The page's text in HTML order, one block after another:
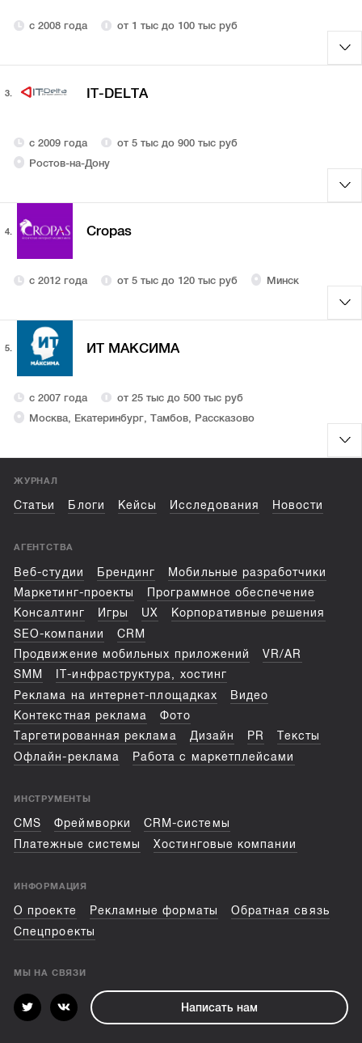
с 2008 года от 1 тыс до 100 тыс руб
3. IT-DELTA
с 2009 года
от 5 тыс до 900 тыс руб
Ростов-на-Дону
4. Cropas
с 2012 года от 5 тыс до 120 тыс руб Минск
5. ИТ МАКСИМА
с 2007 года
от 25 тыс до 500 тыс руб
Москва, Екатеринбург, Тамбов, Рассказово
ЖУРНАЛ
Статьи Блоги Кейсы Исследования Новости
АГЕНТСТВА
Веб-студии Брендинг
Мобильные разработчики
Маркетинг-проекты
Программное обеспечение
Консалтинг
Игры UX
Корпоративные решения
SEO-компании
CRM
Продвижение мобильных приложений
VR/AR
SMM
IT-инфраструктура, хостинг
Реклама на интернет-площадках
Видео
Контекстная реклама
Фото
Таргетированная реклама
Дизайн PR
Тексты
Офлайн-реклама
Работа с маркетплейсами
ИНСТРУМЕНТЫ
CMS Фреймворки
CRM-системы
Платежные системы
Хостинговые компании
ИНФОРМАЦИЯ
О проекте Рекламные форматы
Обратная связь
Спецпроекты
МЫ НА СВЯЗИ
Написать нам